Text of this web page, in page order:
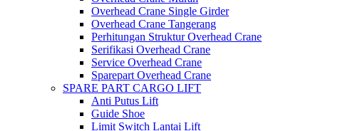
Overhead Crane Single Girder
Overhead Crane Tangerang
Perhitungan Struktur Overhead Crane
Serifikasi Overhead Crane
Service Overhead Crane
Sparepart Overhead Crane
SPARE PART CARGO LIFT
Anti Putus Lift
Guide Shoe
Limit Switch Lantai Lift